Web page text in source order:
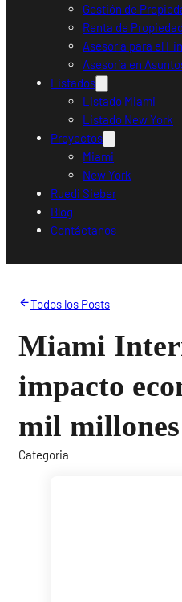
Gestión de
Renta de
Asesoría para el
Asesoría en
Listados
Listado Miami
Listado New York
Proyectos
Miami
New York
Ruedi Sieber
Blog
Contáctanos
Todos los Posts
Miami
impacto
mil millones
Categoria